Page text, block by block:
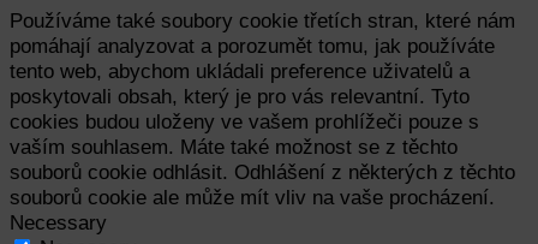
Používáme také soubory cookie třetích stran, které nám
pomáhají analyzovat a porozumět tomu, jak používáte
tento web, abychom ukládali preference uživatelů a
poskytovali obsah, který je pro vás relevantní. Tyto
cookies budou uloženy ve vašem prohlížeči pouze s
vaším souhlasem. Máte také možnost se z těchto
souborů cookie odhlásit. Odhlášení z některých z těchto
souborů cookie ale může mít vliv na vaše procházení.
Necessary